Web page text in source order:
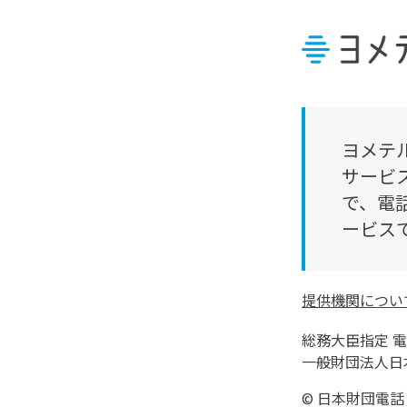
ヨメテ
サービ
で、電
ービス
ヨメテルのそ
提供機関につ
総務大臣指定
一般財団法人
© 日本財団電